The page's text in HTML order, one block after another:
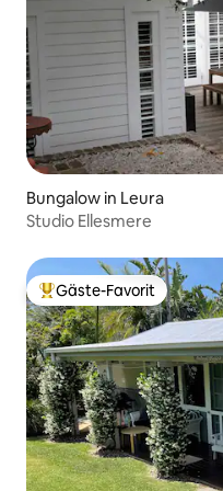
Bungalow in Leura
Studio Ellesmere
Beliebter Gäste-Favorit.
Gäste-Favorit